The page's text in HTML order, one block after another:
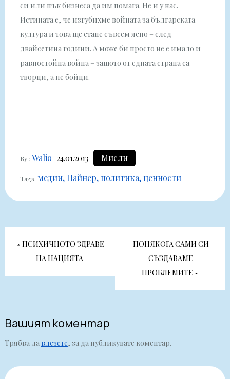
си или пък бизнеса да им помага. Не и у нас.
Истината е, че изгубихме войната за българската
култура и това ще стане съвсем ясно – след
двайсетина години. А може би просто не е имало и
равностойна война – защото от едната страна са
творци, а не бойци.
By : Walio 24.01.2013 Мисли
Tags: медии Пайнер политика ценности
Навигация
ПСИХИЧНОТО ЗДРАВЕ
НА НАЦИЯТА
ПОНЯКОГА САМИ СИ
СЪЗДАВАМЕ
ПРОБЛЕМИТЕ
Вашият коментар
Трябва да влезете, за да публикувате коментар.